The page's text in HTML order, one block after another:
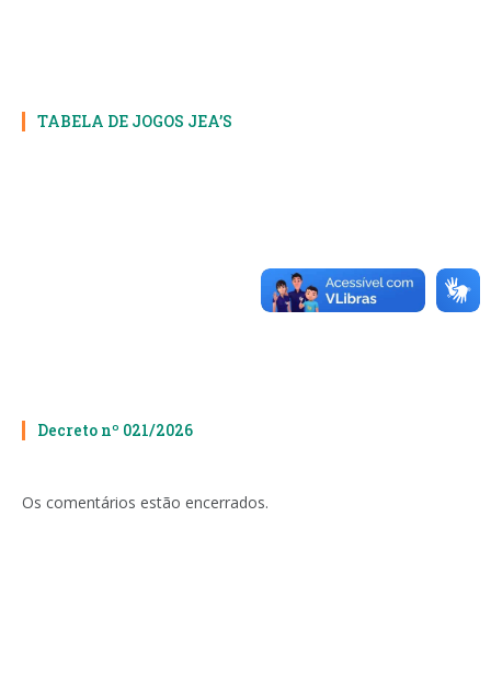
TABELA DE JOGOS JEA’S
Decreto nº 021/2026
Os comentários estão encerrados.